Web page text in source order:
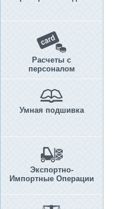
Расчеты с
персоналом
Умная подшивка
Экспортно-
Импортные Операции